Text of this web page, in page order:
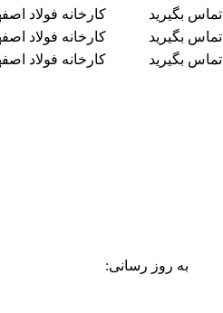
کارخانه فولاد
تماس بگیرید
کارخانه فولاد
تماس بگیرید
کارخانه فولاد تماس بگیرید
به روز رسانی: